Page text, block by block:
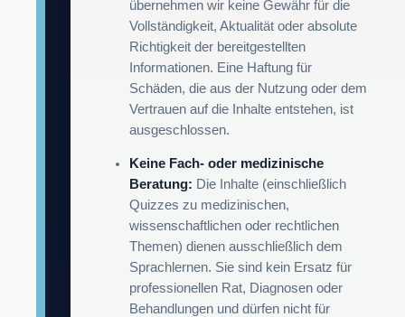
übernehmen wir keine Gewähr für die
Vollständigkeit, Aktualität oder absolute
Richtigkeit der bereitgestellten
Informationen. Eine Haftung für
Schäden, die aus der Nutzung oder dem
Vertrauen auf die Inhalte entstehen, ist
ausgeschlossen.
Keine Fach- oder medizinische
Beratung: Die Inhalte (einschließlich
Quizzes zu medizinischen,
wissenschaftlichen oder rechtlichen
Themen) dienen ausschließlich dem
Sprachlernen. Sie sind kein Ersatz für
professionellen Rat, Diagnosen oder
Behandlungen und dürfen nicht für